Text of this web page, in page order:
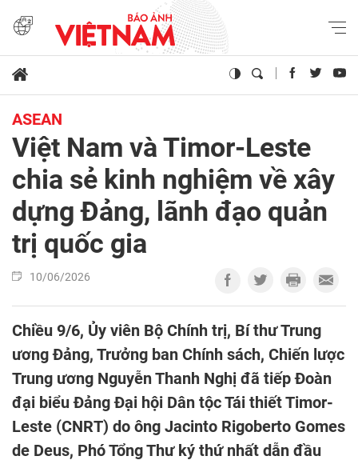
ASEAN
Việt Nam và Timor-Leste
chia sẻ kinh nghiệm về xây
dựng Đảng, lãnh đạo quản
trị quốc gia
10/06/2026
Chiều 9/6, Ủy viên Bộ Chính trị, Bí thư Trung
ương Đảng, Trưởng ban Chính sách, Chiến lược
Trung ương Nguyễn Thanh Nghị đã tiếp Đoàn
đại biểu Đảng Đại hội Dân tộc Tái thiết Timor-
Leste (CNRT) do ông Jacinto Rigoberto Gomes
de Deus, Phó Tổng Thư ký thứ nhất dẫn đầu